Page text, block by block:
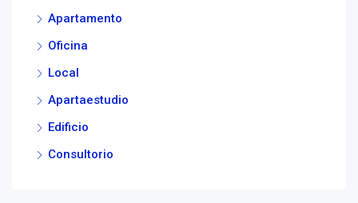
Apartamento
Oficina
Local
Apartaestudio
Edificio
Consultorio